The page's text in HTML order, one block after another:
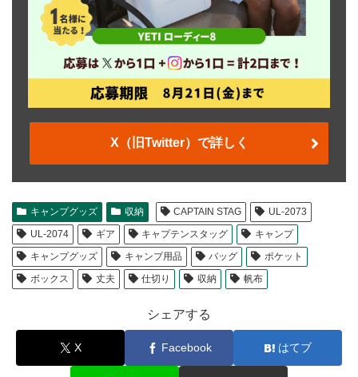
X（旧Twitter）で詳しく
キャンプグッズ 収納 CAPTAIN STAG
UL-2073
UL-2074
ギア キャプテンスタッグ
キャンプ
キャンプグッズ
キャンプ用品 バッグ
ポケット
ボックス
丈夫 仕切り 収納 帆布
シェアする
X Facebook はてブ